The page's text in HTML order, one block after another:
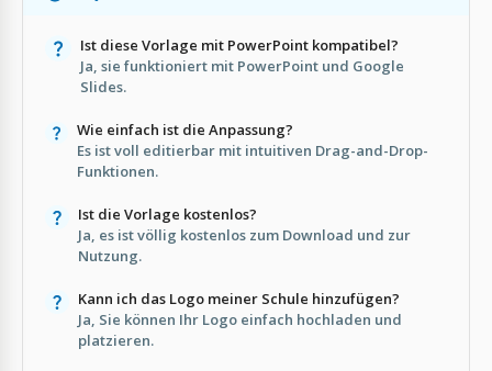
Ist diese Vorlage mit PowerPoint kompatibel?
Ja, sie funktioniert mit PowerPoint und Google
Slides.
Wie einfach ist die Anpassung?
Es ist voll editierbar mit intuitiven Drag-and-Drop-
Funktionen.
Ist die Vorlage kostenlos?
Ja, es ist völlig kostenlos zum Download und zur
Nutzung.
Kann ich das Logo meiner Schule hinzufügen?
Ja, Sie können Ihr Logo einfach hochladen und
platzieren.